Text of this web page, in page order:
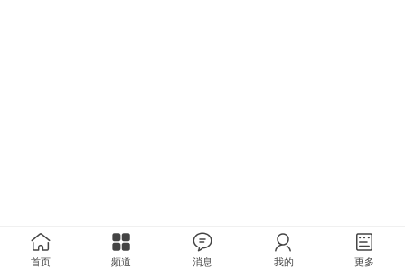
首页 频道 消息 我的 更多